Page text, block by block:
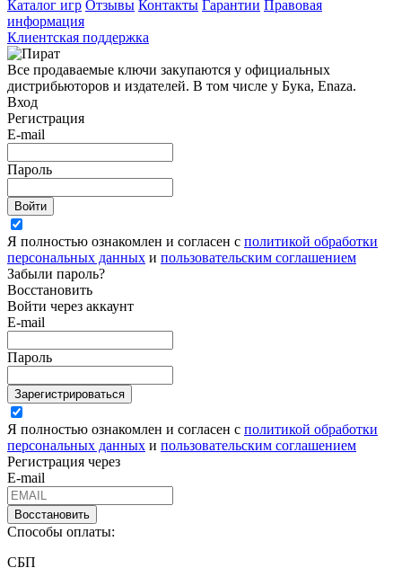
Каталог игр Отзывы Контакты Гарантии Правовая
информация
Клиентская поддержка
Все продаваемые ключи закупаются у официальных
дистрибьюторов и издателей. В том числе у Бука, Enaza.
Вход
Регистрация
E-mail
Пароль
Войти
Я полностью ознакомлен и согласен с политикой обработки
персональных данных и пользовательским соглашением
Забыли пароль?
Восстановить
Войти через аккаунт
E-mail
Пароль
Зарегистрироваться
Я полностью ознакомлен и согласен с политикой обработки
персональных данных и пользовательским соглашением
Регистрация через
E-mail
Восстановить
Способы оплаты:
СБП